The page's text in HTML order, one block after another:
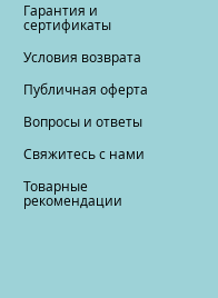
Гарантия и
сертификаты
Условия возврата
Публичная оферта
Вопросы и ответы
Свяжитесь с нами
Товарные
рекомендации